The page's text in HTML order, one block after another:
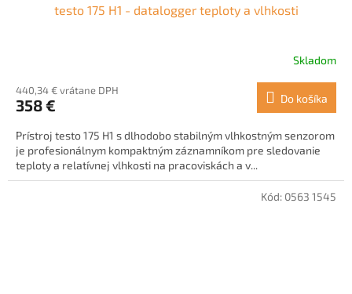
testo 175 H1 - datalogger teploty a vlhkosti
Skladom
440,34 € vrátane DPH
358 € Do košíka
Prístroj testo 175 H1 s dlhodobo stabilným vlhkostným senzorom
je profesionálnym kompaktným záznamníkom pre sledovanie
teploty a relatívnej vlhkosti na pracoviskách a v...
Kód: 0563 1545